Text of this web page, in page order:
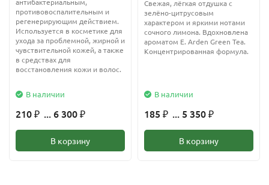
отношении многих кожных болезней: псориаза, дерматитов,
экзем и т.д.
Незаменимо для ухода за волосами - питает сухие, ломкие
волосы, улучшает состояние секущихся кончиков при этом не
Применение:
Для ухода за кожей лица, кожей вокруг глаз, в области шеи и
декольте
противовоспалительным и
регенерирующим действием.
Используется в косметике для
ухода за проблемной, жирной и
чувствительной кожей, а также
в средствах для
восстановления кожи и волос.
В наличии
210 ₽ ... 6 300 ₽
В корзину
Свежая, лёгкая отдушка с
зелёно-цитрусовым
характером и яркими нотами
сочного лимона. Вдохновлена
ароматом E. Arden Green Tea.
Концентрированная формула.
В наличии
185 ₽ ... 5 350 ₽
В корзину